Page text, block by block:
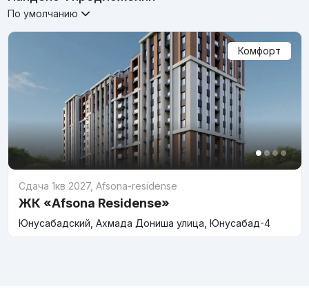
По умолчанию
Комфорт
Сдача 1кв 2027, Afsona-residense
ЖК «Afsona Residense»
Юнусабадский, Ахмада Дониша улица, Юнусабад-4